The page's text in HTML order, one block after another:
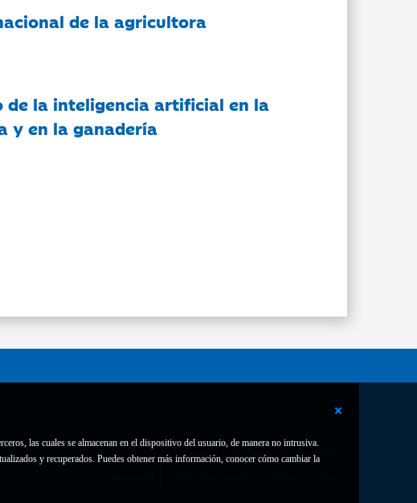
las cuales se almacenan en el dispositivo del usuario, de manera no intrusiva.
y recuperados. Puedes obtener más información, conocer cómo cambiar la
de la agricultora
de la inteligencia artificial en la
y en la ganadería
Contacto Declaración de accesibilidad